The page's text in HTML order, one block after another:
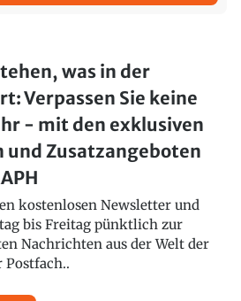
was in der
Verpassen Sie keine
- mit den exklusiven
und Zusatzangeboten
kostenlosen Newsletter und
bis Freitag pünktlich zur
Nachrichten aus der Welt der